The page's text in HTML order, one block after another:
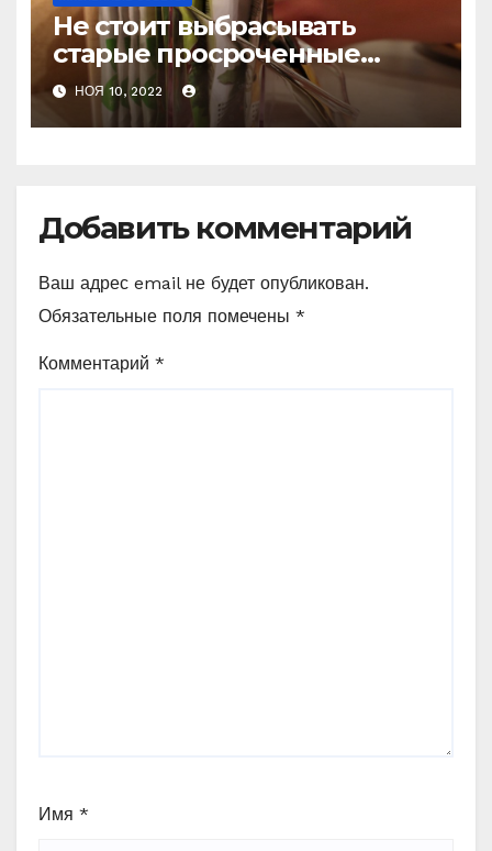
Не стоит выбрасывать
старые просроченные
специи, они ещё
пригодятся в быту. Покажу
4 полезные фишки, как их
НОЯ 10, 2022
Добавить комментарий
Ваш адрес email не будет опубликован.
Обязательные поля помечены *
Комментарий *
Имя *